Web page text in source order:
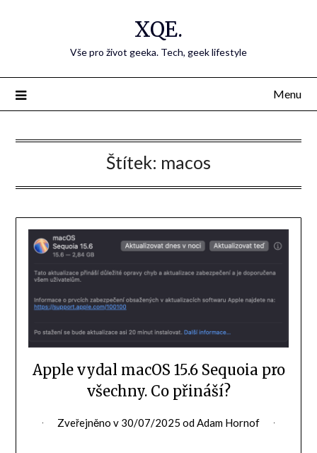
XQE.
Vše pro život geeka. Tech, geek lifestyle
Menu
Štítek: macos
Apple vydal macOS 15.6 Sequoia pro
všechny. Co přináší?
Zveřejněno v 30/07/2025 odAdam Hornof